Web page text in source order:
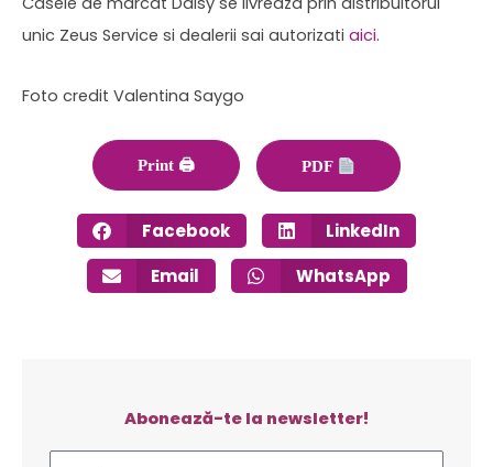
unic Zeus Service si dealerii sai autorizati aici.
Foto credit Valentina Saygo
Print 🖨 PDF
Facebook
LinkedIn
Email
WhatsApp
Abonează-te la newsletter!